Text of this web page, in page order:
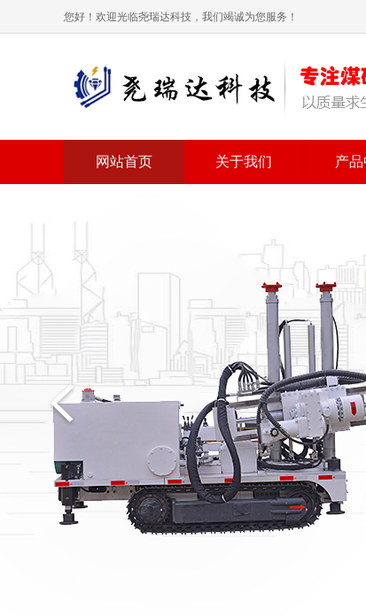
您好！欢迎光临尧瑞达科技，我们竭诚为您服务！
网站首页 关于我们 产